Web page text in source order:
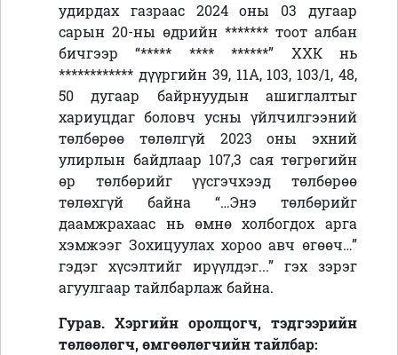
удирдах газраас 2024 оны 03 дугаар
сарын 20-ны өдрийн ******* тоот албан
бичгээр“***** **** ******” ХХК нь
************ дүүргийн 39, 11А, 103, 103/1, 48,
50 дугаар байрнуудын ашиглалтыг
хариуцдаг боловч усны үйлчилгээний
төлбөрөө төлөлгүй 2023 оны эхний
улирлын байдлаар 107,3 сая төгрөгийн
өр төлбөрийг үүсгэчхээд төлбөрөө
төлөхгүй байна “…Энэ төлбөрийг
даамжрахаас нь өмнө холбогдох арга
хэмжээг Зохицуулах хороо авч өгөөч…”
гэдэг хүсэлтийг ирүүлдэг...” гэх зэрэг
агуулгаар тайлбарлаж байна.
Гурав. Хэргийн оролцогч, тэдгээрийн
төлөөлөгч, өмгөөлөгчийн тайлбар: